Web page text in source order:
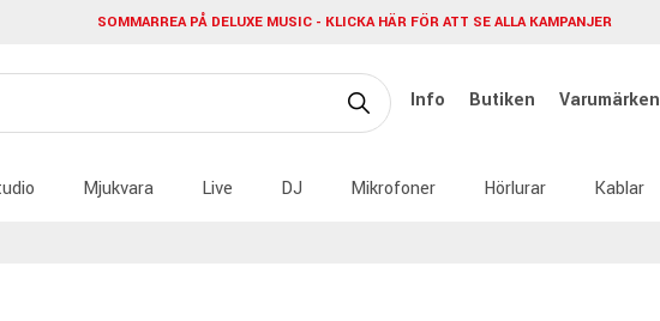
SOMMARREA PÅ DELUXE MUSIC - KLICKA HÄR FÖR ATT SE ALLA KAMPANJER
Info Butiken Varumärken
Mjukvara Live DJ Mikrofoner Hörlurar Kablar